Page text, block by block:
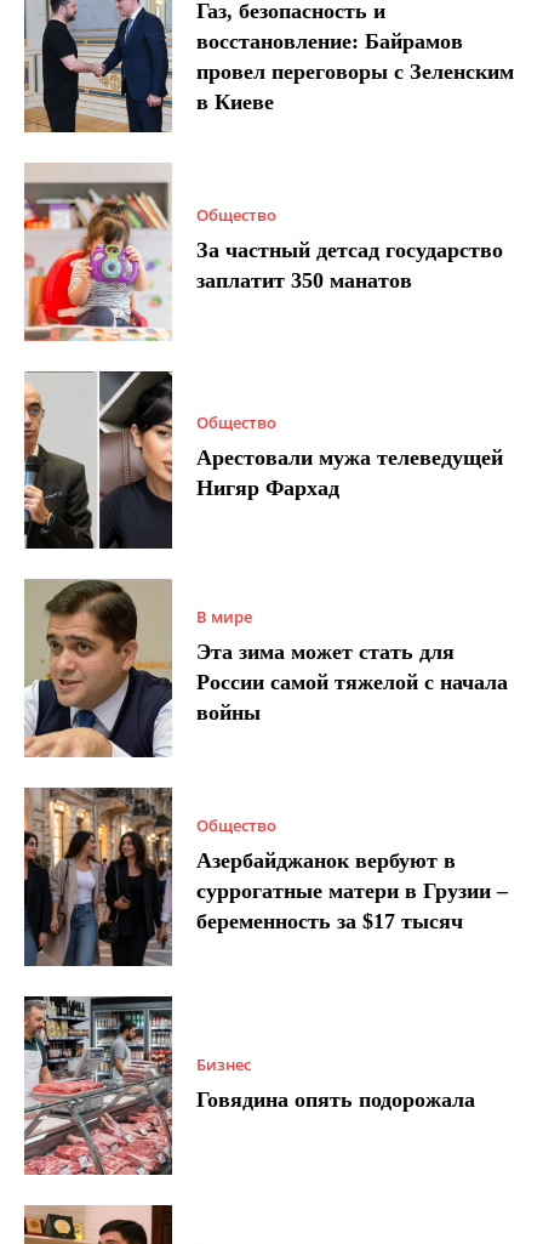
Газ, безопасность и
восстановление: Байрамов
провел переговоры с Зеленским
в Киеве
Общество
За частный детсад государство
заплатит 350 манатов
Общество
Арестовали мужа телеведущей
Нигяр Фархад
В мире
Эта зима может стать для
России самой тяжелой с начала
войны
Общество
Азербайджанок вербуют в
суррогатные матери в Грузии –
беременность за $17 тысяч
Бизнес
Говядина опять подорожала